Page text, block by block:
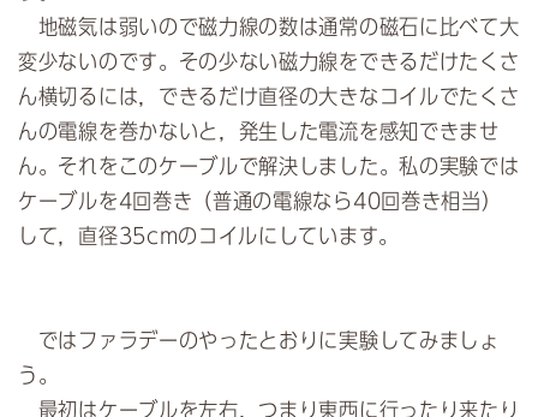
地磁気は弱いので磁力線の数は通常の磁石に比べて大
変少ないのです。その少ない磁力線をできるだけたくさ
ん横切るには，できるだけ直径の大きなコイルでたくさ
んの電線を巻かないと，発生した電流を感知できませ
ん。それをこのケーブルで解決しました。私の実験では
ケーブルを4回巻き（普通の電線なら40回巻き相当）
して，直径35cmのコイルにしています。
ではファラデーのやったとおりに実験してみましょ
う。
最初はケーブルを左右，つまり東西に行ったり来たり